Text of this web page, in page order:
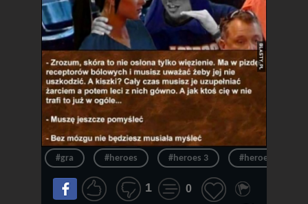
#gra #heroes #heroes 3 #heroes of
1 0